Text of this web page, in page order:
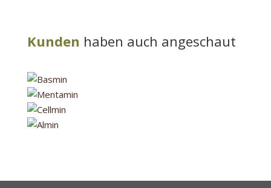
Kunden haben auch angeschaut